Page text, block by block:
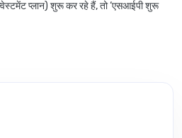
प्लान) शुरू कर रहे हैं, तो ‘एसआईपी शुरू